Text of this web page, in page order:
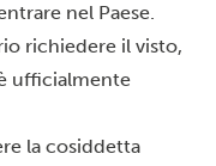
nel Paese.
richiedere il visto,
ufficialmente
la cosiddetta